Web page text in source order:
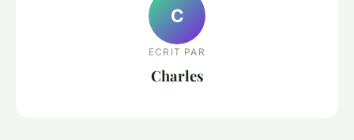
C
ECRIT PAR
Charles